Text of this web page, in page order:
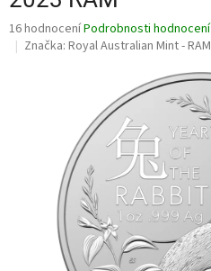
Průměrné
hodnocení
16 hodnoceníPodrobnosti hodnocení
Značka: Royal Australian Mint - RAM